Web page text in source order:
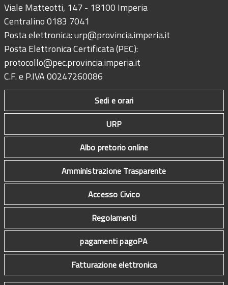
Viale Matteotti, 147 - 18100 Imperia
Centralino 0183 7041
Posta elettronica:urp@provincia.imperia.it
Posta Elettronica Certificata (PEC):
protocollo@pec.provincia.imperia.it
C.F. e P.IVA 00247260086
Sedi e orari
URP
Albo pretorio online
Amministrazione Trasparente
Accesso Civico
Regolamenti
pagamenti pagoPA
Fatturazione elettronica